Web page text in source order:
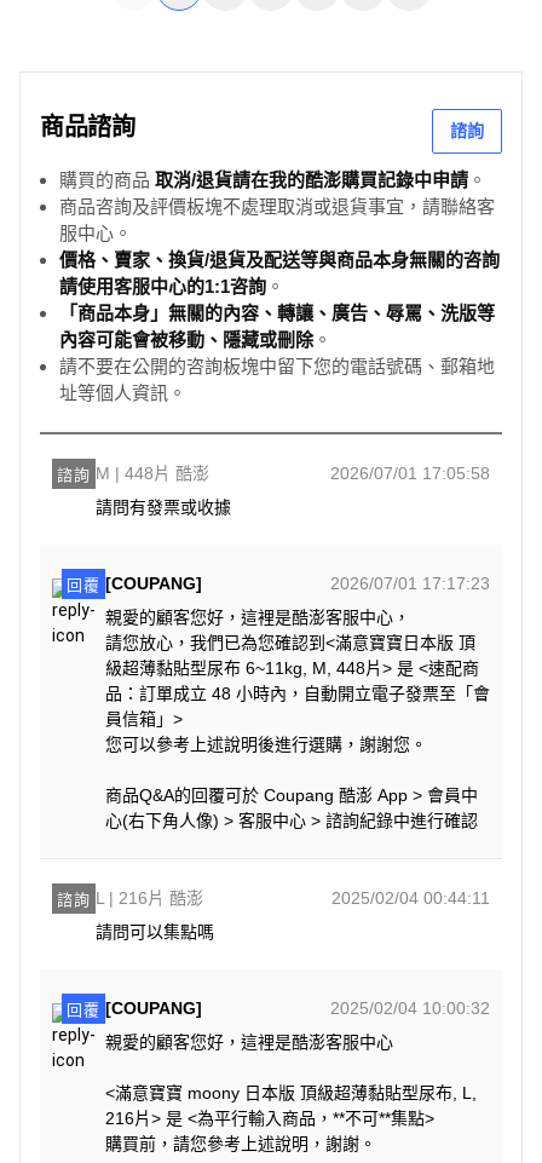
商品諮詢 諮詢
購買的商品 取消/退貨請在我的酷澎購買記錄中申請 。
商品咨詢及評價板塊不處理取消或退貨事宜，請聯絡客
服中心。
價格、賣家、換貨/退貨及配送等與商品本身無關的咨詢
請使用客服中心的1:1咨詢 。
「商品本身」無關的內容、轉讓、廣告、辱罵、洗版等
內容可能會被移動、隱藏或刪除。
請不要在公開的咨詢板塊中留下您的電話號碼、郵箱地
址等個人資訊。
諮詢 M | 448片 酷澎
2026/07/01 17:05:58
請問有發票或收據
回覆 [COUPANG]
2026/07/01 17:17:23
親愛的顧客您好，這裡是酷澎客服中心，
請您放心，我們已為您確認到<滿意寶寶日本版 頂
級超薄黏貼型尿布 6~11kg, M, 448片> 是 <速配商
品：訂單成立 48 小時內，自動開立電子發票至「會
員信箱」>
您可以參考上述說明後進行選購，謝謝您。
商品Q&A的回覆可於 Coupang 酷澎 App > 會員中
心(右下角人像) > 客服中心 > 諮詢紀錄中進行確認
諮詢 L | 216片 酷澎
2025/02/04 00:44:11
請問可以集點嗎
回覆 [COUPANG]
2025/02/04 10:00:32
親愛的顧客您好，這裡是酷澎客服中心
<滿意寶寶 moony 日本版 頂級超薄黏貼型尿布, L,
216片> 是 <為平行輸入商品，**不可**集點>
購買前，請您參考上述說明，謝謝。